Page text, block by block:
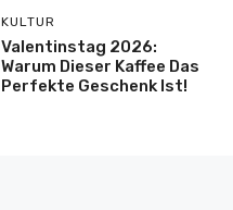
KULTUR
Valentinstag 2026:
Warum Dieser Kaffee Das
Perfekte Geschenk Ist!